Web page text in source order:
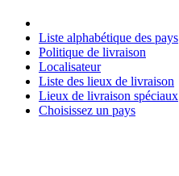
Liste alphabétique des pays
Politique de livraison
Localisateur
Liste des lieux de livraison
Lieux de livraison spéciaux
Choisissez un pays